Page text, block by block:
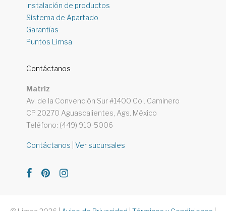
Instalación de productos
Sistema de Apartado
Garantías
Puntos Limsa
Contáctanos
Matriz
Av. de la Convención Sur #1400 Col. Caminero
CP 20270 Aguascalientes, Ags. México
Teléfono: (449) 910-5006
Contáctanos |Ver sucursales